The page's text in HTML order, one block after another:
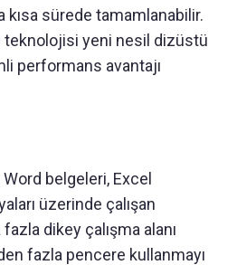
kısa sürede tamamlanabilir.
teknolojisi yeni nesil dizüstü
performans avantajı
belgeleri, Excel
üzerinde çalışan
dikey çalışma alanı
fazla pencere kullanmayı